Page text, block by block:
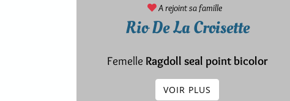
A rejoint sa famille
Rio De La Croisette
Femelle Ragdoll seal point bicolor
VOIR PLUS